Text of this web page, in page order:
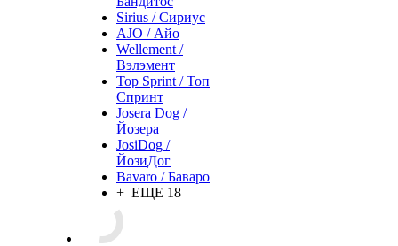
Sirius / Сириус
AJO / Айо
Wellement /
Вэлэмент
Top Sprint / Топ
Спринт
Josera Dog /
Йозера
JosiDog /
ЙозиДог
Bavaro / Баваро
+ ЕЩЕ 18